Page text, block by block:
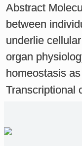
Abstract
between
underlie
organ
homeostasis
Transcriptional